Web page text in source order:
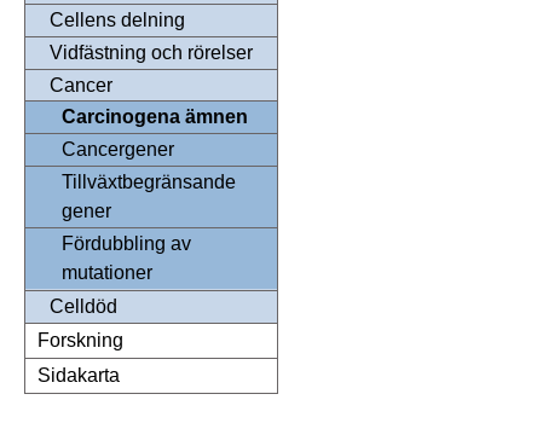
Cellens delning
Vidfästning och rörelser
Cancer
Carcinogena ämnen
Cancergener
Tillväxtbegränsande
gener
Fördubbling av
mutationer
Celldöd
Forskning
Sidakarta